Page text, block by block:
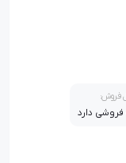
فروش:
دارد